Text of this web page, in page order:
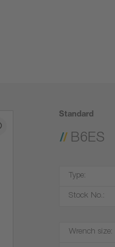
Standard
B6ES
Type:
Stock No.:
Wrench size: